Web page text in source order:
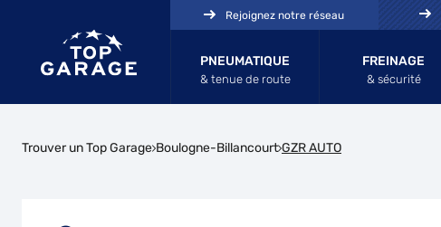
PNEUMATIQUE
& tenue de route
FREINAGE
& sécurité
Rejoignez notre réseau
Trouver un Top Garage Boulogne-Billancourt GZR AUTO